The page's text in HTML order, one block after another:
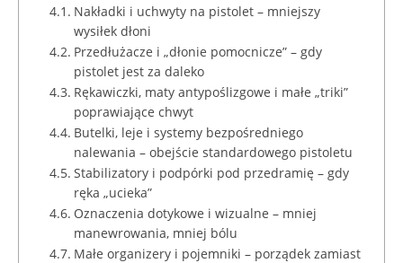
Nakładki i uchwyty na pistolet – mniejszy
wysiłek dłoni
Przedłużacze i „dłonie pomocnicze” – gdy
pistolet jest za daleko
Rękawiczki, maty antypoślizgowe i małe „triki”
poprawiające chwyt
Butelki, leje i systemy bezpośredniego
nalewania – obejście standardowego pistoletu
Stabilizatory i podpórki pod przedramię – gdy
ręka „ucieka”
Oznaczenia dotykowe i wizualne – mniej
manewrowania, mniej bólu
Małe organizery i pojemniki – porządek zamiast